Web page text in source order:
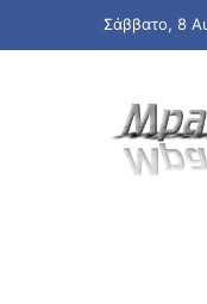
Σάββατο, 8